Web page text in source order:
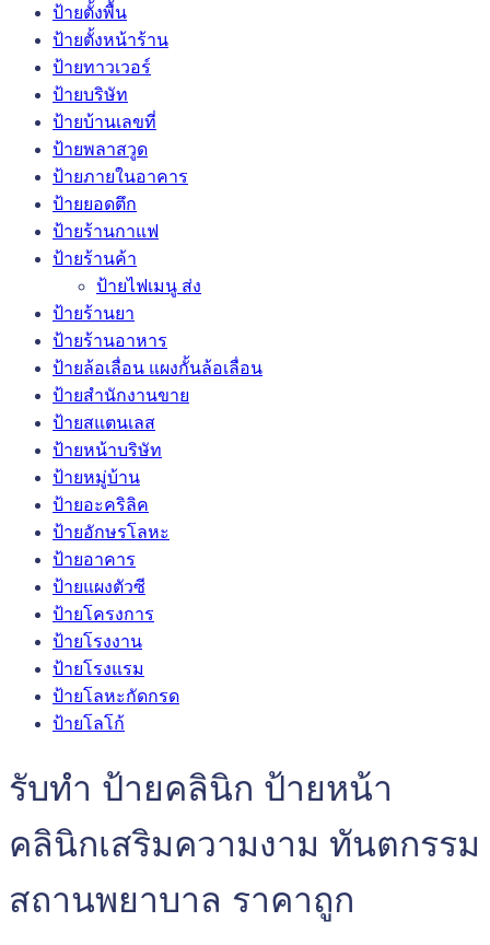
ป้ายตั้งพื้น
ป้ายตั้งหน้าร้าน
ป้ายทาวเวอร์
ป้ายบริษัท
ป้ายบ้านเลขที่
ป้ายพลาสวูด
ป้ายภายในอาคาร
ป้ายยอดตึก
ป้ายร้านกาแฟ
ป้ายร้านค้า
ป้ายไฟเมนู ส่ง
ป้ายร้านยา
ป้ายร้านอาหาร
ป้ายล้อเลื่อน แผงกั้นล้อเลื่อน
ป้ายสำนักงานขาย
ป้ายสแตนเลส
ป้ายหน้าบริษัท
ป้ายหมู่บ้าน
ป้ายอะคริลิค
ป้ายอักษรโลหะ
ป้ายอาคาร
ป้ายแผงตัวซี
ป้ายโครงการ
ป้ายโรงงาน
ป้ายโรงแรม
ป้ายโลหะกัดกรด
ป้ายโลโก้
รับทำ ป้ายคลินิก ป้ายหน้า
คลินิกเสริมความงาม ทันตกรรม
สถานพยาบาล ราคาถูก